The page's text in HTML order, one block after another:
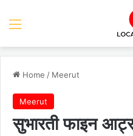
Menu
Home / Meerut
Meerut
सुभारती फाइन